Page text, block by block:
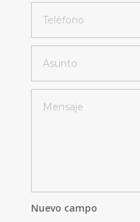
Nuevo campo